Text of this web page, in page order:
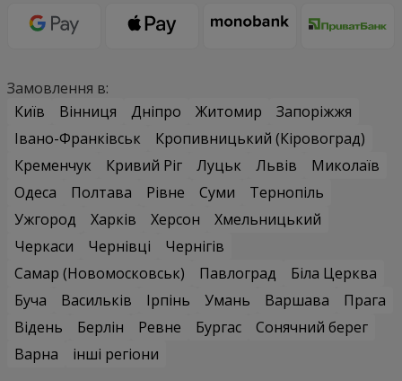
Замовлення в:
Київ
Вінниця Дніпро Житомир
Запоріжжя
Івано-Франківськ
Кропивницький (Кіровоград)
Кременчук
Кривий Ріг Луцьк Львів
Миколаїв
Одеса
Полтава Рівне Суми
Тернопіль
Ужгород
Харків Херсон
Хмельницький
Черкаси
Чернівці
Чернігів
Самар (Новомосковськ)
Павлоград
Біла Церква
Буча
Васильків Ірпінь Умань Варшава
Прага
Відень
Берлін Ревне Бургас
Сонячний берег
Варна
інші регіони